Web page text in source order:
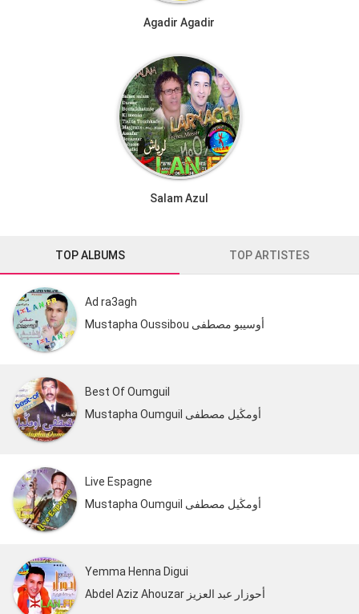
Agadir Agadir
Salam Azul
TOP ALBUMS TOP ARTISTES
Ad ra3agh
Mustapha Oussibou أوسيبو مصطفى
Best Of Oumguil
Mustapha Oumguil أومڭيل مصطفى
Live Espagne
Mustapha Oumguil أومڭيل مصطفى
Yemma Henna Digui
Abdel Aziz Ahouzar أحوزار عبد العزيز